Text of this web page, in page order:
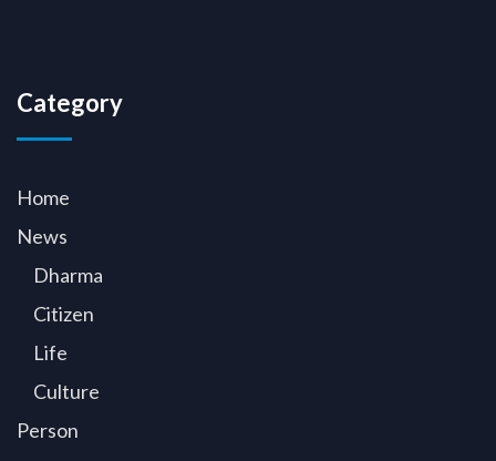
Category
Home
News
Dharma
Citizen
Life
Culture
Person